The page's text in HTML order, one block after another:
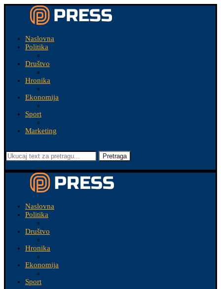
Naslovna
Politika
Društvo
Hronika
Ekonomija
Sport
Marketing
Pretraga
Naslovna
Politika
Društvo
Hronika
Ekonomija
Sport